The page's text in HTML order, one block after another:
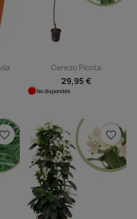
Cerezo Picota
29,95 €
No disponible
favorite_border favorite_border